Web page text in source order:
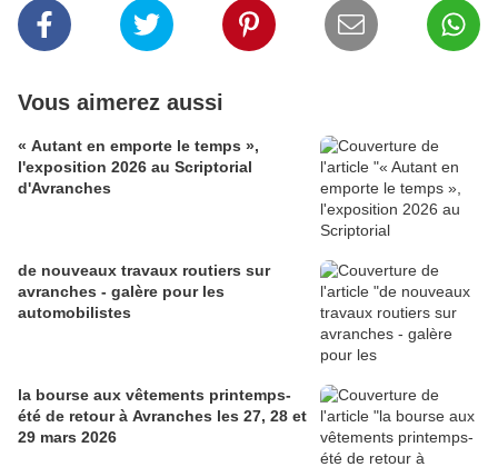
Vous aimerez aussi
« Autant en emporte le temps »,
l'exposition 2026 au Scriptorial
d'Avranches
de nouveaux travaux routiers sur
avranches - galère pour les
automobilistes
la bourse aux vêtements printemps-
été de retour à Avranches les 27, 28 et
29 mars 2026